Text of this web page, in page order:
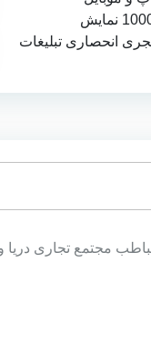
انحصاری تبلیغات
مجتمع تجاری